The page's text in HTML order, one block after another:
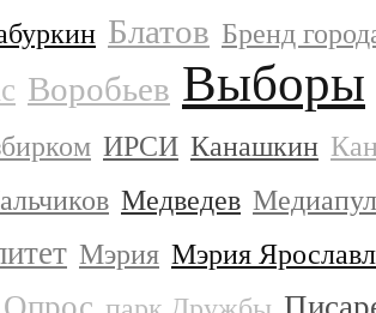
Блатов Бренд
Воробьев Выборы
ИРСИ Канашкин
Медведев
Мэрия Мэрия